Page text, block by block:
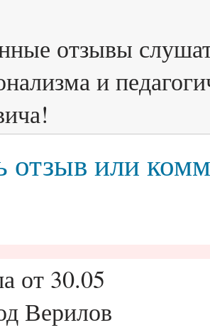
отзывы
и
отзыв или
от 30.05
Верилов